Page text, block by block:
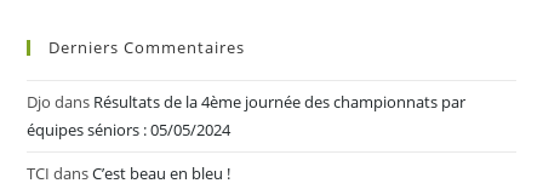
Derniers Commentaires
Djo dans Résultats de la 4ème journée des championnats par
équipes séniors : 05/05/2024
TCI dansC’est beau en bleu !